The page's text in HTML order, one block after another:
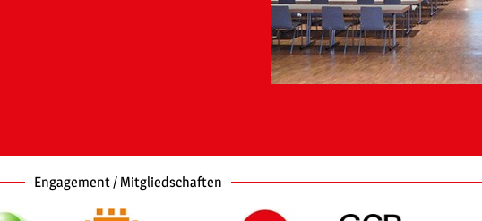
Engagement / Mitgliedschaften